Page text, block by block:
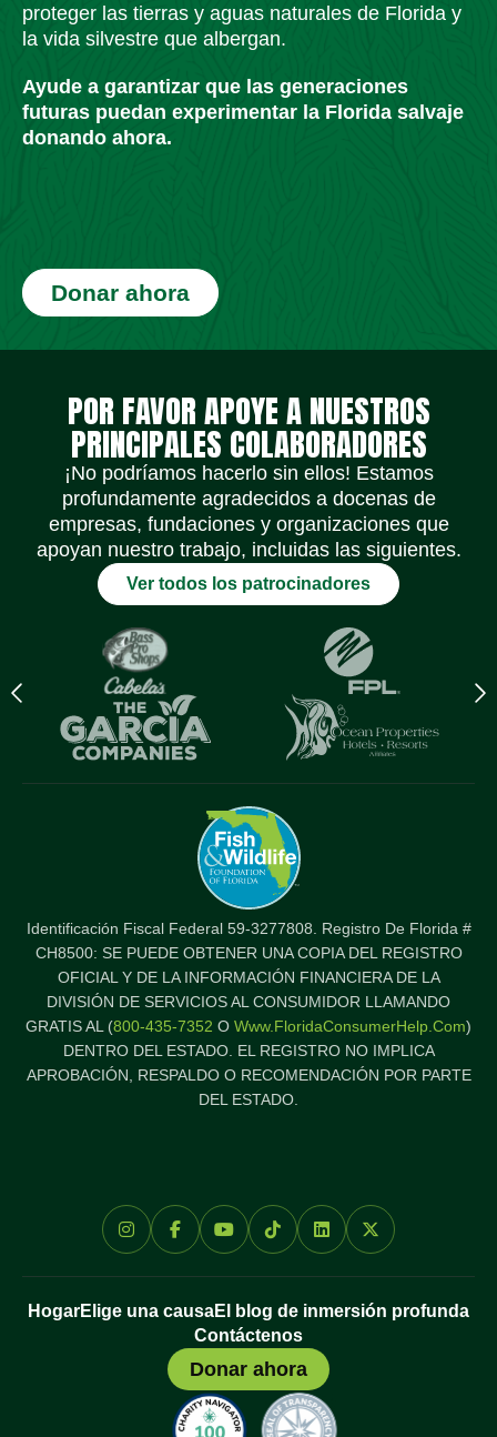
proteger las tierras y aguas naturales de Florida y
la vida silvestre que albergan.
Ayude a garantizar que las generaciones
futuras puedan experimentar la Florida salvaje
donando ahora.
Donar ahora
POR FAVOR APOYE A NUESTROS
PRINCIPALES COLABORADORES
¡No podríamos hacerlo sin ellos! Estamos
profundamente agradecidos a docenas de
empresas, fundaciones y organizaciones que
apoyan nuestro trabajo, incluidas las siguientes.
Ver todos los patrocinadores
Previous
logo
Identificación Fiscal Federal 59-3277808. Registro De Florida #
CH8500: SE PUEDE OBTENER UNA COPIA DEL REGISTRO
OFICIAL Y DE LA INFORMACIÓN FINANCIERA DE LA
DIVISIÓN DE SERVICIOS AL CONSUMIDOR LLAMANDO
GRATIS AL (800-435-7352 O Www.FloridaConsumerHelp.com)
DENTRO DEL ESTADO. EL REGISTRO NO IMPLICA
APROBACIÓN, RESPALDO O RECOMENDACIÓN POR PARTE
DEL ESTADO.
Iconos de redes socialesIconos de redes socialesIconos de redes socialesIconos de redes socialesIconos de redes socialesIconos de redes sociales
HogarElige una causaEl blog de inmersión profunda
Contáctenos
Donar ahora